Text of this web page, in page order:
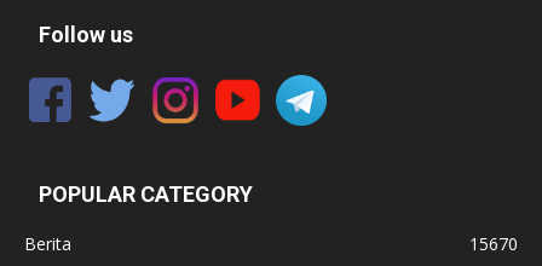
Follow us
POPULAR CATEGORY
Berita
15670